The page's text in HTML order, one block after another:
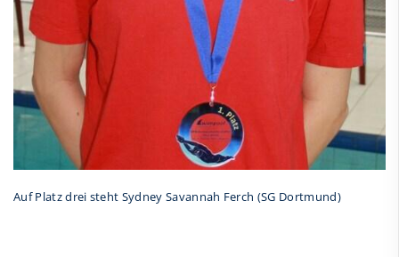
Auf Platz drei steht Sydney Savannah Ferch (SG Dortmund)